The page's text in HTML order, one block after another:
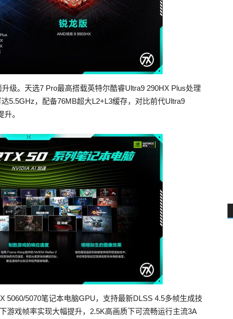
级。天选7 Pro最高搭载英特尔酷睿Ultra9 290HX Plus处理
5.5GHz，配备76MB超大L2+L3缓存，对比前代Ultra9
。
5060/5070笔记本电脑GPU，支持最新DLSS 4.5多帧生成技
游戏帧率实现大幅提升，2.5K高画质下可流畅运行主流3A